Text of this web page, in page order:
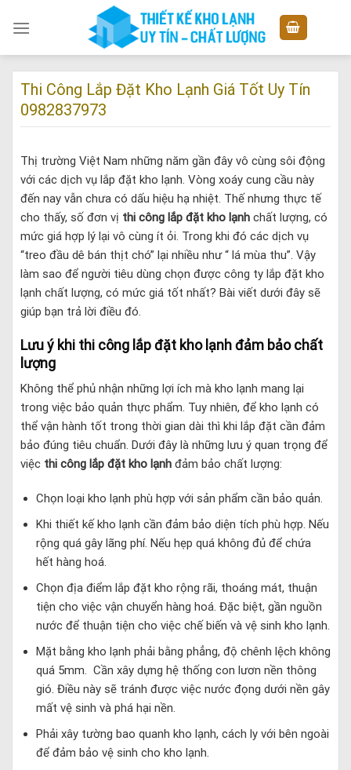
Thi Công Lắp Đặt Kho Lạnh Giá Tốt Uy Tín
0982837973
Thị trường Việt Nam những năm gần đây vô cùng sôi động
với các dịch vụ lắp đặt kho lạnh. Vòng xoáy cung cầu này
đến nay vẫn chưa có dấu hiệu hạ nhiệt. Thế nhưng thực tế
cho thấy, số đơn vị thi công lắp đặt kho lạnh chất lượng, có
mức giá hợp lý lại vô cùng ít ỏi. Trong khi đó các dịch vụ
“treo đầu dê bán thịt chó” lại nhiều như “ lá mùa thu”. Vậy
làm sao để người tiêu dùng chọn được công ty lắp đặt kho
lạnh chất lượng, có mức giá tốt nhất? Bài viết dưới đây sẽ
giúp bạn trả lời điều đó.
Lưu ý khi thi công lắp đặt kho lạnh đảm bảo chất
lượng
Không thể phủ nhận những lợi ích mà kho lạnh mang lại
trong việc bảo quản thực phẩm. Tuy nhiên, để kho lạnh có
thể vận hành tốt trong thời gian dài thì khi lắp đặt cần đảm
bảo đúng tiêu chuẩn. Dưới đây là những lưu ý quan trọng để
việc thi công lắp đặt kho lạnh đảm bảo chất lượng:
Chọn loại kho lạnh phù hợp với sản phẩm cần bảo quản.
Khi thiết kế kho lạnh cần đảm bảo diện tích phù hợp. Nếu
rộng quá gây lãng phí. Nếu hẹp quá không đủ để chứa
hết hàng hoá.
Chọn địa điểm lắp đặt kho rộng rãi, thoáng mát, thuận
tiện cho việc vận chuyển hàng hoá. Đặc biệt, gần nguồn
nước để thuận tiện cho việc chế biến và vệ sinh kho lạnh.
Mặt bằng kho lạnh phải bằng phẳng, độ chênh lệch không
quá 5mm. Cần xây dựng hệ thống con lươn nền thông
gió. Điều này sẽ tránh được việc nước đọng dưới nền gây
mất vệ sinh và phá hại nền.
Phải xây tường bao quanh kho lạnh, cách ly với bên ngoài
để đảm bảo vệ sinh cho kho lạnh.